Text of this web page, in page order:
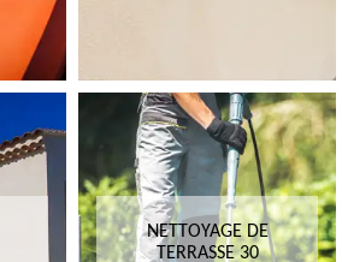
NETTOYAGE DE
TERRASSE 30